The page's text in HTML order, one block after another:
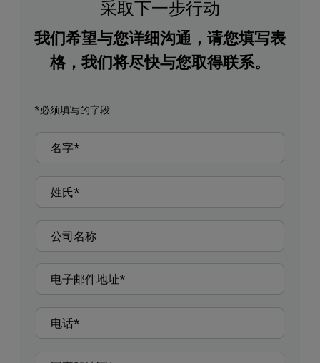
采取下一步行动
我们希望与您详细沟通，请您填写表
格，我们将尽快与您取得联系。
*必须填写的字段